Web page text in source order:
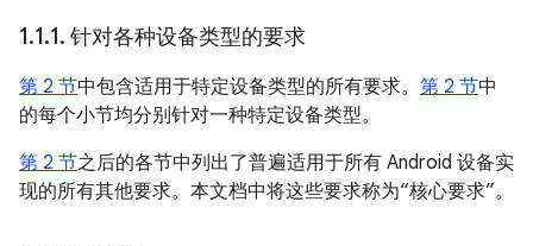
1.1.1. 针对各种设备类型的要求
第 2 节中包含适用于特定设备类型的所有要求。 第 2 节中
的每个小节均分别针对一种特定设备类型。
第 2 节之后的各节中列出了普遍适用于所有 Android 设备实
现的所有其他要求。本文档中将这些要求称为“核心要求”。